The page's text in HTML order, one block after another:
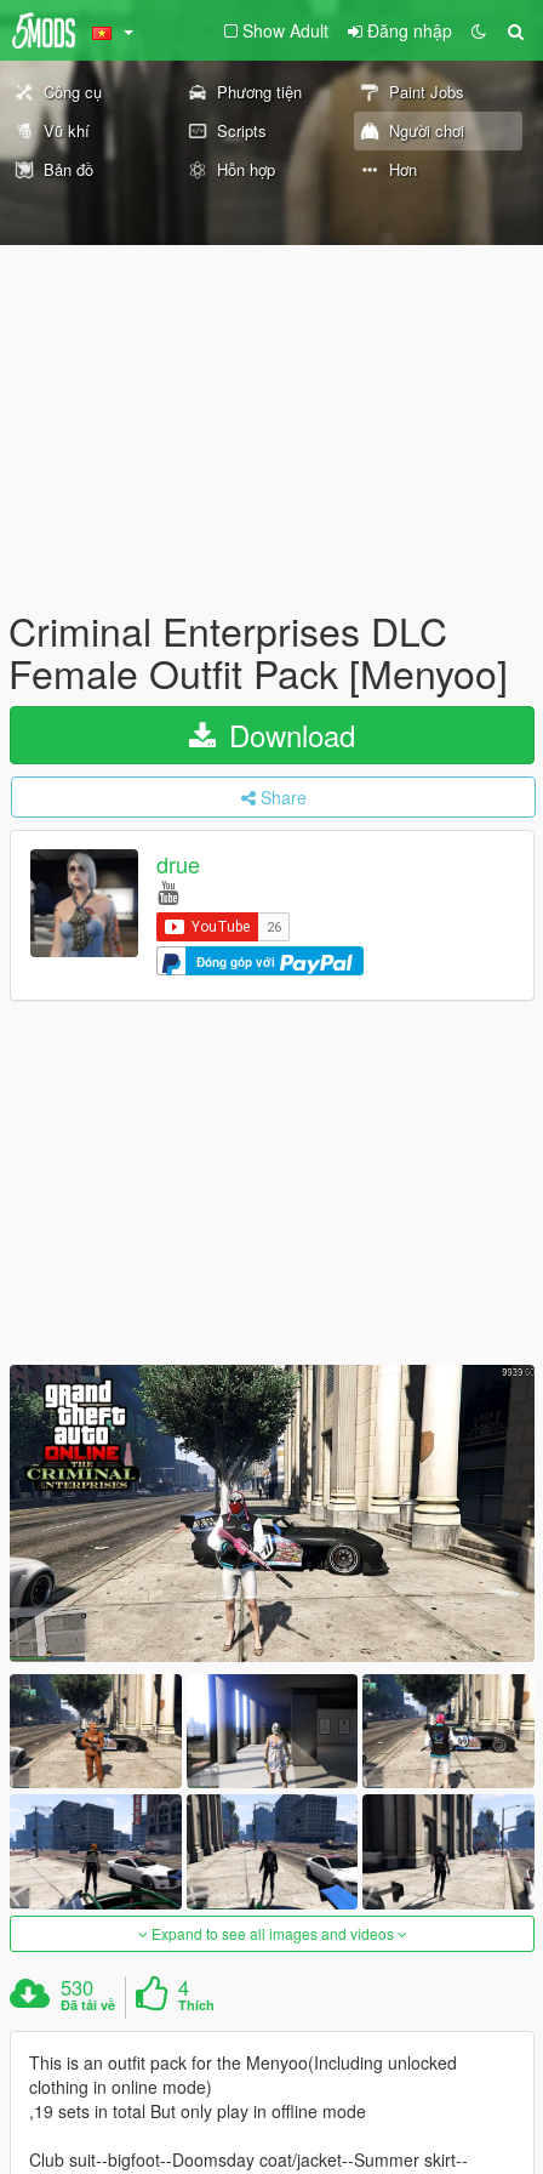
Show Adult Đăng nhập
Công cụ Phương tiện
Paint Jobs
Vũ khí
Scripts
Người chơi
Bản đồ
Hỗn hợp Hơn
Criminal Enterprises DLC
Female Outfit Pack [Menyoo]
Download
Share
drue
Đóng góp với
Expand to see all images and videos
530
Đã tải về
4
Thích
This is an outfit pack for the Menyoo(Including unlocked
clothing in online mode)
,19 sets in total But only play in offline mode
Club suit--bigfoot--Doomsday coat/jacket--Summer skirt--